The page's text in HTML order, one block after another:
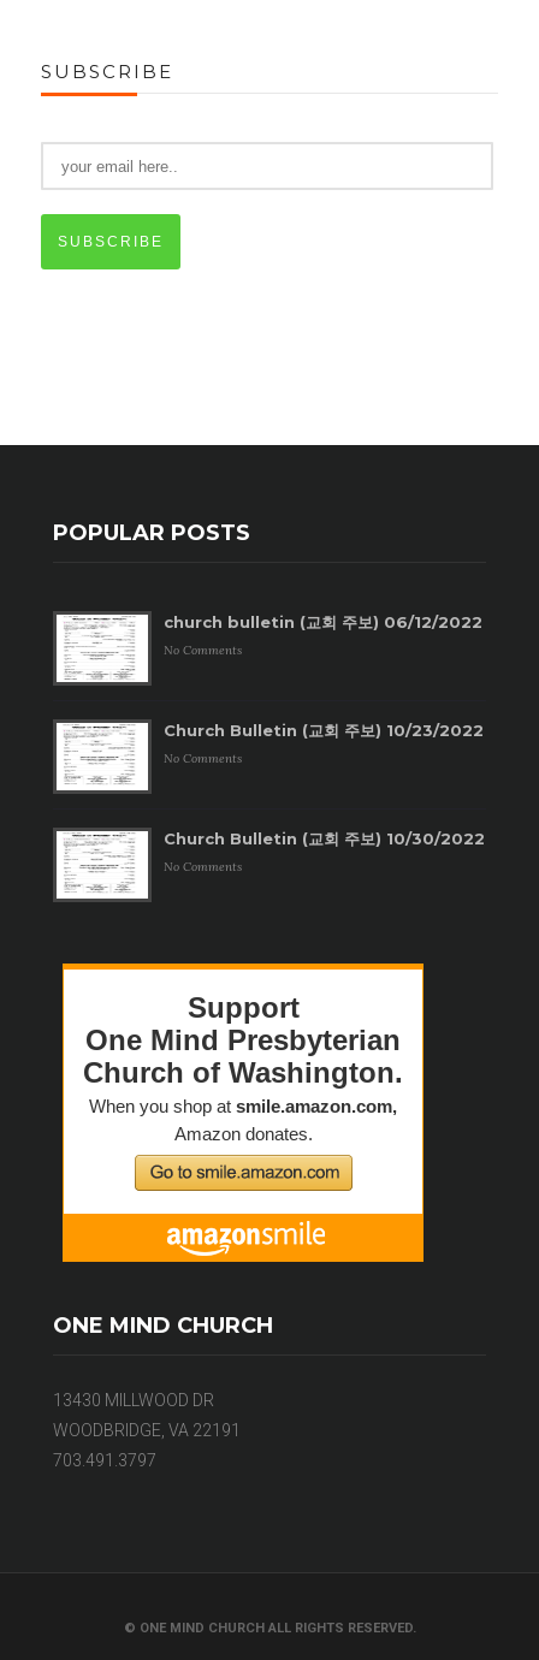
SUBSCRIBE
SUBSCRIBE
POPULAR POSTS
church bulletin (교회 주보) 06/12/2022
No Comments
Church Bulletin (교회 주보) 10/23/2022
No Comments
Church Bulletin (교회 주보) 10/30/2022
No Comments
ONE MIND CHURCH
13430 MILLWOOD DR
WOODBRIDGE, VA 22191
703.491.3797
© ONE MIND CHURCH ALL RIGHTS RESERVED.